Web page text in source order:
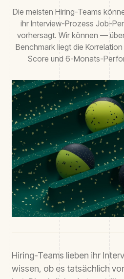
Die meisten Hiring-Teams
ihr Interview-Prozess Job-
vorhersagt. Wir können —
Benchmark liegt die
Score und 6-Monats-
Hiring-Teams lieben ihr
wissen, ob es tatsächlich